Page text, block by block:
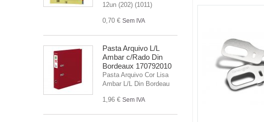
12un (202) (1011)
0,70 € Sem IVA
Pasta Arquivo L/L
Ambar c/Rado Din
Bordeaux 170792010
Pasta Arquivo Cor Lisa
Ambar L/L Din Bordeau
1,96 € Sem IVA